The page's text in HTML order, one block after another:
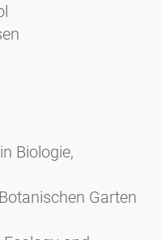
Biologie,
Garten